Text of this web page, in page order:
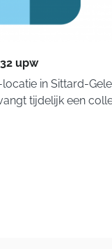
upw
in Sittard-
tijdelijk een